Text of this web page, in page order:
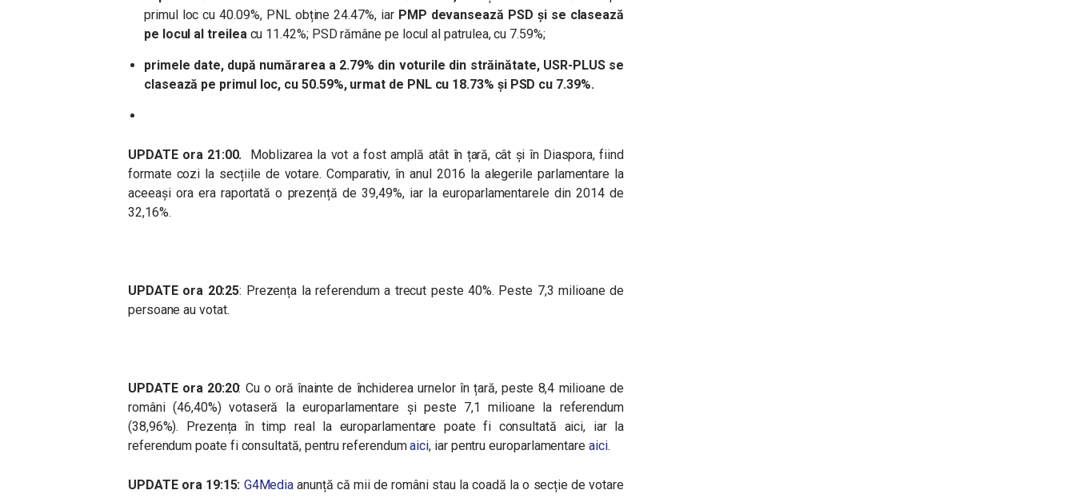
primul loc cu 40.09%, PNL obține 24.47%, iar PMP devansează PSD și se clasează
pe locul al treileacu 11.42%; PSD rămâne pe locul al patrulea, cu 7.59%;
primele date, după numărarea a 2.79% din voturile din străinătate, USR-PLUS se
clasează pe primul loc, cu 50.59%, urmat de PNL cu 18.73% și PSD cu 7.39%.
UPDATE ora 21:00.
Moblizarea la vot a fost amplă atât în țară, cât și în Diaspora, fiind
formate cozi la secțiile de votare. Comparativ, în anul 2016 la alegerile parlamentare la
aceeași ora era raportată o prezență de 39,49%, iar la europarlamentarele din 2014 de
32,16%.
UPDATE ora 20:25: Prezența la referendum a trecut peste 40%. Peste 7,3 milioane de
persoane au votat.
UPDATE ora 20:20: Cu o oră înainte de închiderea urnelor în țară, peste 8,4 milioane de
români (46,40%) votaseră la europarlamentare și peste 7,1 milioane la referendum
(38,96%). Prezența în timp real la europarlamentare poate fi consultată aici, iar la
referendum poate fi consultată, pentru referendumaici, iar pentru europarlamentare aici.
UPDATE ora 19:15: G4Media anunță că mii de români stau la coadă la o secție de votare